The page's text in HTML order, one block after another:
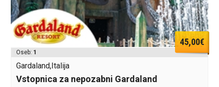
45,00€
Oseb: 1
Gardaland,Italija
Vstopnica za nepozabni Gardaland